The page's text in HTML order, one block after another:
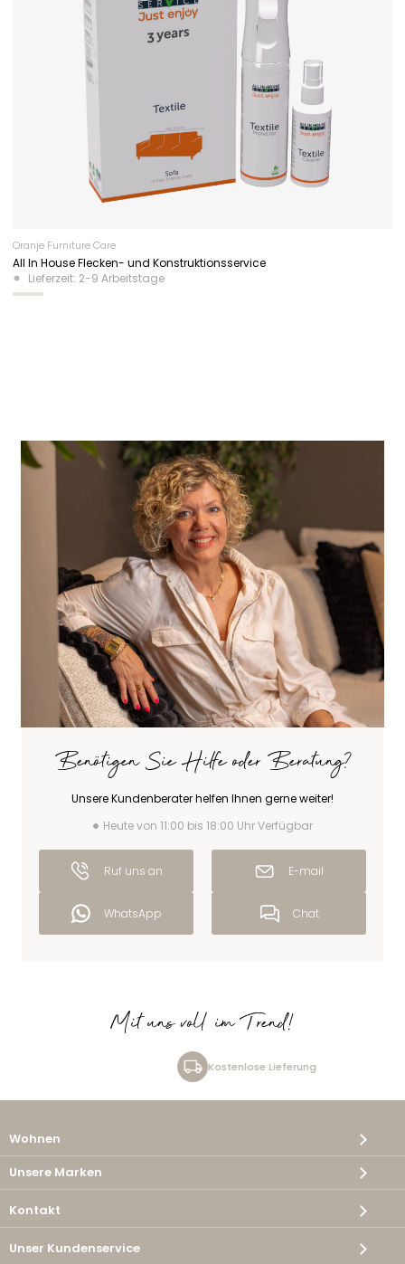
Oranje Furniture Care
All In House Flecken- und Konstruktionsservice
Lieferzeit: 2-9 Arbeitstage
Benötigen Sie Hilfe oder Beratung?
Unsere Kundenberater helfen Ihnen gerne weiter!
Heute von 11:00 bis 18:00 Uhr Verfügbar
Ruf uns an E-mail
WhatsApp Chat
Mit uns voll im Trend!
Kostenlose Lieferung
Wohnen
Unsere Marken
Kontakt
Unser Kundenservice